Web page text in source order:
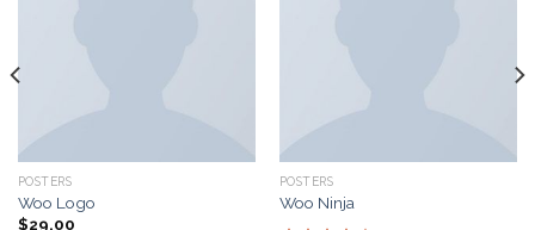
POSTERS
Woo Logo
$29.00
POSTERS
Woo Ninja